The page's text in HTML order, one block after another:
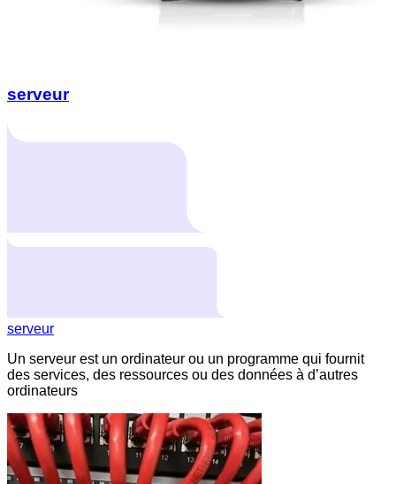
serveur
serveur
Un serveur est un ordinateur ou un programme qui fournit
des services, des ressources ou des données à d’autres
ordinateurs